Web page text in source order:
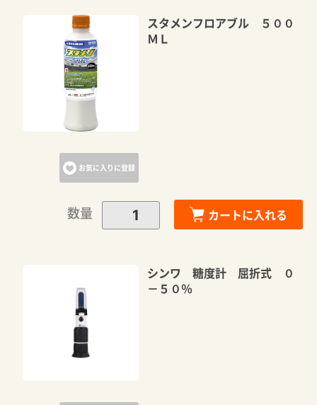
お気に入りに登録
スタメンフロアブル ５００
ＭＬ
数量 カートに入れる
シンワ 糖度計 屈折式 ０
－５０％